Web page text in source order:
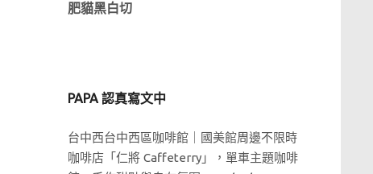
肥貓黑白切
PAPA 認真寫文中
台中西台中西區咖啡館｜國美館周邊不限時
咖啡店「仁將 Caffeterry」，單車主題咖啡